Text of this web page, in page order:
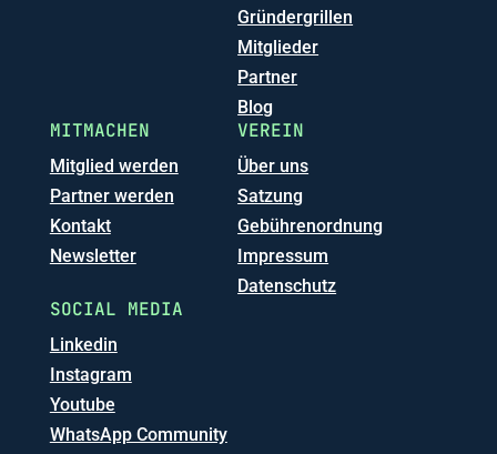
Gründergrillen
Mitglieder
Partner
Blog
MITMACHEN
Mitglied werden
Partner werden
Kontakt
Newsletter
VEREIN
Über uns
Satzung
Gebührenordnung
Impressum
Datenschutz
SOCIAL MEDIA
Linkedin
Instagram
Youtube
WhatsApp Community